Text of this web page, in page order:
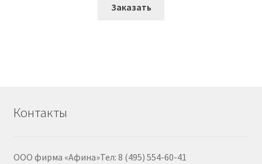
Заказать
Контакты
ООО фирма «Афина»Тел: 8 (495) 554-60-41